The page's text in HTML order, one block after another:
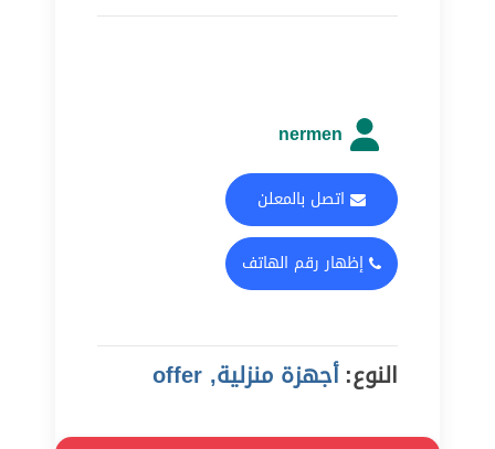
nermen
اتصل بالمعلن
إظهار رقم الهاتف
النوع:أجهزة منزلية, offer